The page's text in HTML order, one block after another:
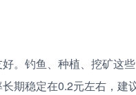
。钓鱼、种植、挖矿这
期稳定在0.2元左右，建